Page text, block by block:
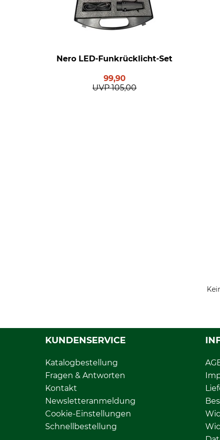
Nero LED-Funkrücklicht-Set
99,90
UVP 105,00
KUNDENSERVICE
Katalogbestellung
Fragen & Antworten
Kontakt
Newsletteranmeldung
Cookie-Einstellungen
Schnellbestellung